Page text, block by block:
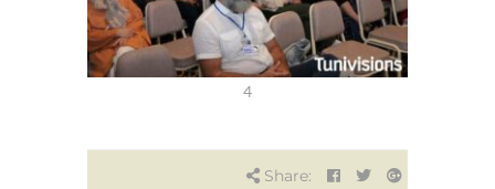
4
Share: